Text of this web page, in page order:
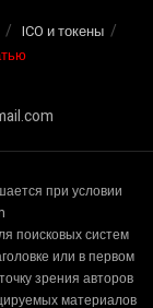
млн на фоне
ICO и токены